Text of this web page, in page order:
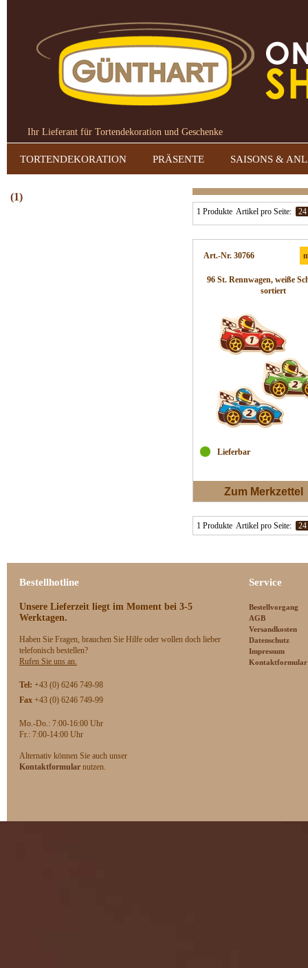
Ihr Lieferant für Tortendekoration und Geschenke
TORTENDEKORATION PRÄSENTE SAISONS &
(1)
1 Produkte Artikel pro Seite: 24
Art.-Nr. 30766
96 St. Rennwagen, weiße
sortiert
Lieferbar
Zum Merkzettel
1 Produkte Artikel pro Seite: 24
Bestellhotline
Unsere Lieferzeit liegt im Moment bei 3-5
Werktagen.
Haben Sie Fragen, brauchen Sie Hilfe oder wollen doch lieber
telefonisch bestellen?
Rufen Sie uns an.
Tel: +43 (0) 6246 749-98
Fax +43 (0) 6246 749-99
Mo.-Do.: 7:00-16:00 Uhr
Fr.: 7:00-14:00 Uhr
Alternativ können Sie auch unser
Kontaktformular nutzen.
Service
Bestellvorgang
AGB
Versandkosten
Datenschutz
Impressum
Kontaktformular